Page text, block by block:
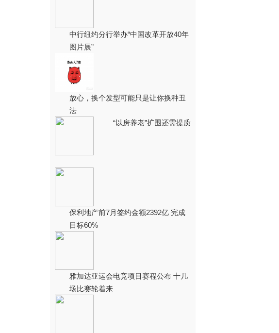
中行纽约分行举办“中国改革开放40年
图片展”
放心，换个发型可能只是让你换种丑
法
“以房养老”扩围还需提质
保利地产前7月签约金额2392亿 完成
目标60%
雅加达亚运会电竞项目赛程公布 十几
场比赛轮着来